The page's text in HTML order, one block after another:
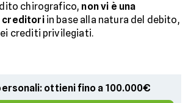
chirografico, non vi è una
creditoriin base alla natura del debito,
crediti privilegiati.
ottieni fino a 100.000€